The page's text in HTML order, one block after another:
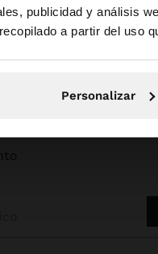
publicidad y análisis
a partir del uso
Personalizar
accediendo a la web
NEWSLETTER